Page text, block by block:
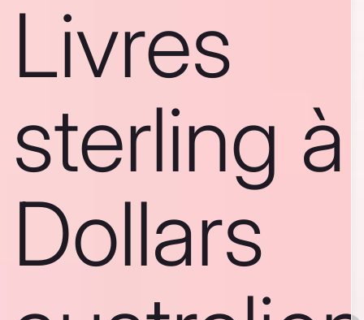
Livres
sterling à
Dollars